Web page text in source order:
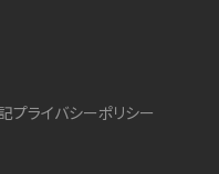
プライバシーポリシー